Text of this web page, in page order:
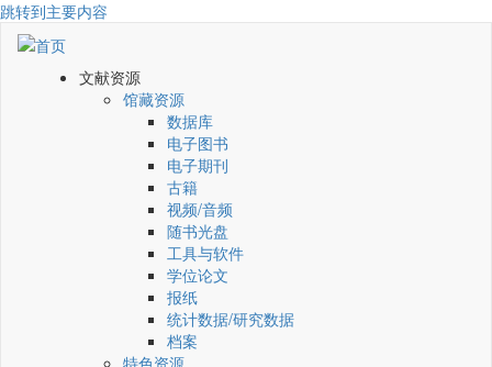
跳转到主要内容
文献资源
馆藏资源
数据库
电子图书
电子期刊
古籍
视频/音频
随书光盘
工具与软件
学位论文
报纸
统计数据/研究数据
档案